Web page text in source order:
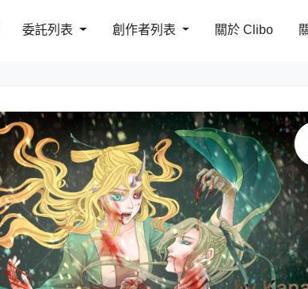
委託列表 創作者列表 關於 Clibo